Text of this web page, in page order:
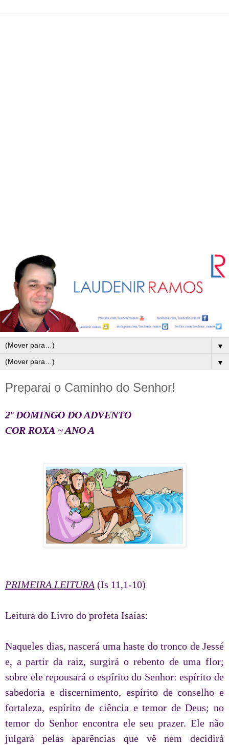
▼
▼
Preparai o Caminho do Senhor!
2º DOMINGO DO ADVENTO
COR ROXA ~ ANO A
PRIMEIRA LEITURA (Is 11,1-10)
Leitura do Livro do profeta Isaías:
Naqueles dias, nascerá uma haste do tronco de Jessé
e, a partir da raiz, surgirá o rebento de uma flor;
sobre ele repousará o espírito do Senhor: espírito de
sabedoria e discernimento, espírito de conselho e
fortaleza, espírito de ciência e temor de Deus; no
temor do Senhor encontra ele seu prazer. Ele não
julgará pelas aparências que vê nem decidirá